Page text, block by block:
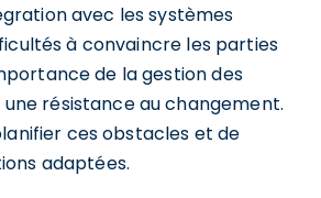
avec les systèmes
à convaincre les parties
de la gestion des
résistance au changement.
ces obstacles et de
adaptées.